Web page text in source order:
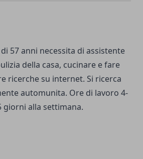
57 anni necessita di assistente
della casa, cucinare e fare
ricerche su internet. Si ricerca
automunita. Ore di lavoro 4-
giorni alla settimana.